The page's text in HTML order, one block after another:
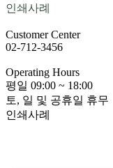
인쇄사례
CustomerCenter
02-712-3456
Operating Hours
평일 09:00 ~ 18:00
토, 일 및 공휴일 휴무
인쇄사례